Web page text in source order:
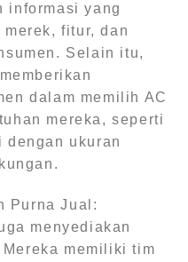
informasi yang
fitur, dan
Selain itu,
dalam memilih AC
mereka, seperti
dengan ukuran
Purna Jual:
menyediakan
Mereka memiliki tim